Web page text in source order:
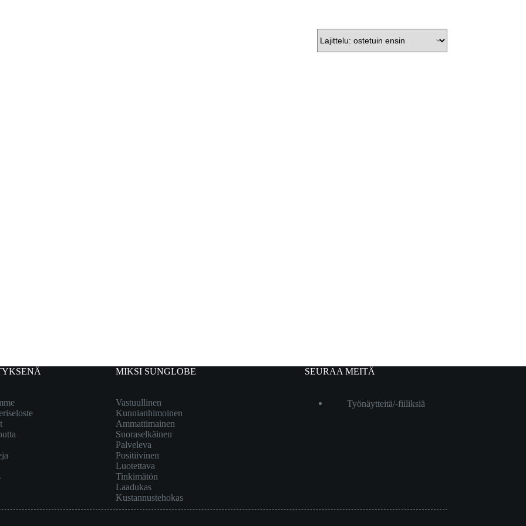
MIKSI SUNGLOBE
Vastuullinen
Kunnianhimoinen
Ammattimainen
Suoraselkäinen
Palveleva
Positiivinen
Luotettava
Tinkimätön
Laadukas
Kustannustehokas
SEURAA MEITÄ
Työnäytteitä/-fiiliksiä